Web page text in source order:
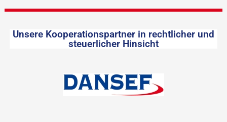
Unsere Kooperationspartner in rechtlicher und
steuerlicher Hinsicht